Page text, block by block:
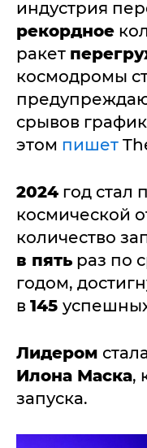
индустрия
рекордное
ракет
космодромы
срывов
этом пишет
2024 год стал
космической
количество
в пять раз по
годом,
в 145
Лидером
Илона Маска,
запуска.